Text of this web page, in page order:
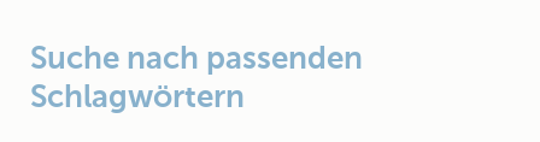
Suche nach passenden
Schlagwörtern